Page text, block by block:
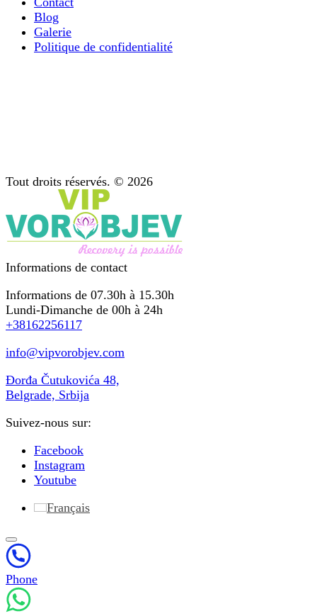
Blog
Galerie
Politique de confidentialité
Tout droits réservés. © 2026
Informations de contact
Informations de 07.30h à 15.30h
Lundi-Dimanche de 00h à 24h
+38162256117
info@vipvorobjev.com
Đorđa Čutukovića 48,
Belgrade, Srbija
Suivez-nous sur:
Facebook
Instagram
Youtube
Français
Phone